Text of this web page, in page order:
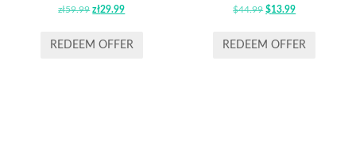
zł59.99 ORIGINAL
WAS:
zł29.99CURRENT
IS:
REDEEM OFFER
$44.99 ORIGINAL
WAS:
$13.99CURRENT
IS:
REDEEM OFFER